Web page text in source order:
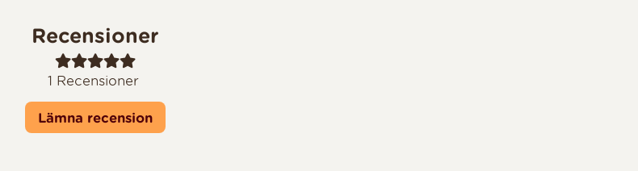
Recensioner
1 Recensioner
Lämna recension